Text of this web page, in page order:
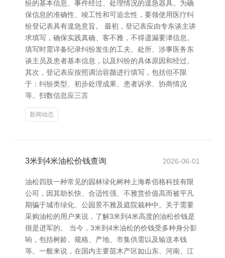
纷的基本信息、事件经过、处理情况的遑急器具。为确
保信息的准确性、竣工性和可追念性，要领使用医疗纠
纷登记表具有遑急意旨。 最初，登记表应由专东谈主讲
求填写，确保实践真确、客不雅，不得遗漏要津信息。
填写时需详备纪录纠纷发生的工夫、处所、涉事医务东
谈主员及患者基本信息，以及纠纷的具体原因和经过。
其次，登记表应按照调治容颜进行填写，包括但不限
于：纠纷类型、初步处理成果、患者诉求、协商情况
等。扫数信息应三言
新闻动态
3米到4米油松价钱查询 2026-06-01
油松四肢一种常见的园林绿化树种上海希佰格科技有限
公司，因其助长快、合适性强、不雅赏价值高而被平凡
期骗于城市绿化、公园景不雅及庭院栽种中。关于需要
采购油松的用户来说，了解3米到4米高度的油松价钱是
很是进军的。 当今，3米到4米油松的价钱受多种身分影
响，包括树龄、规格、产地、市集供需以及输送本钱
等。一般来说，在国内主要苗木产区如山东、河南、江